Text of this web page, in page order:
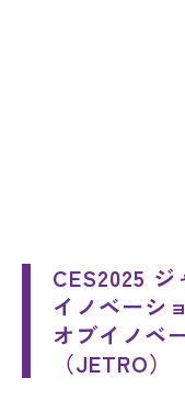
CES2025
イノベーシ
オブイノベ
（JETRO）